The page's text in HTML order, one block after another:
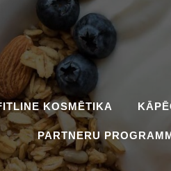
KOSMĒTIKA
PARTNERU